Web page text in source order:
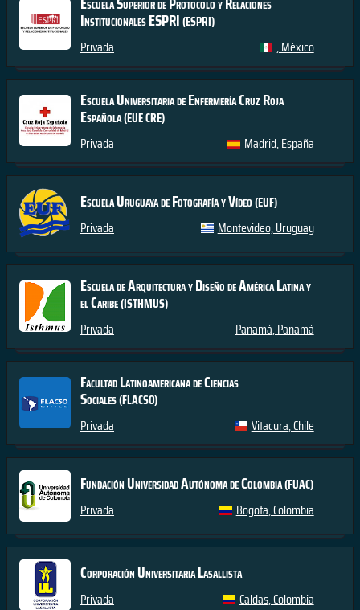
Institucionales ESPRI(ESPRI)
Privada , México
Escuela Universitaria de Enfermería Cruz Roja
Española(EUE CRE)
Privada Madrid, España
Escuela Uruguaya de Fotografía y Vídeo(EUF)
Privada Montevideo, Uruguay
Escuela de Arquitectura y Diseño de América Latina y
el Caribe(ISTHMUS)
Privada Panamá, Panamá
Facultad Latinoamericana de Ciencias
Sociales(FLACSO)
Privada Vitacura, Chile
Fundación Universidad Autónoma de Colombia(FUAC)
Privada Bogota, Colombia
Corporación Universitaria Lasallista
Privada Caldas, Colombia